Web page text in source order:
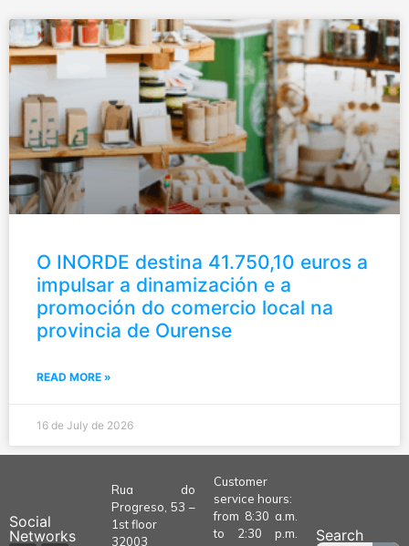
O INORDE destina 41.750,10 euros a
impulsar a dinamización e a
promoción do comercio local na
provincia de Ourense
READ MORE »
16 de July de 2026
Social
Networks
Rua do
Progreso, 53 –
1st floor
32003
Customer
service hours:
from 8:30 a.m.
to 2:30 p.m.
Search